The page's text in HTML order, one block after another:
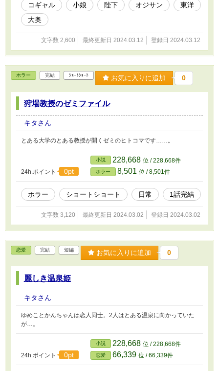
コギャル
小娘 陛下 オジサン
東洋
大奥
文字数 2,600 最終更新日 2024.03.12 登録日 2024.03.12
ホラー 完結 ｼｮｰﾄｼｮｰﾄ お気に入りに追加 0
狩場教授のゼミファイル
キタさん
とある大学のとある教授が開くゼミのヒトコマです……。
24h.ポイント 0pt
小説 228,668 位 / 228,668件
ホラー 8,501 位 / 8,501件
ホラー ショートショート 日常 1話完結
文字数 3,120 最終更新日 2024.03.02 登録日 2024.03.02
恋愛 完結 短編 お気に入りに追加 0
麗しき温泉姫
キタさん
ゆめことかんちゃんは恋人同士。2人はとある温泉に向かっていた
が…。
24h.ポイント 0pt
小説 228,668 位 / 228,668件
恋愛 66,339 位 / 66,339件